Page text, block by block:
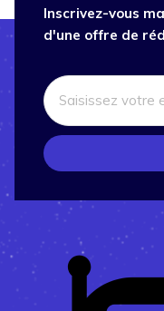
Inscrivez-vous
d'une offre de